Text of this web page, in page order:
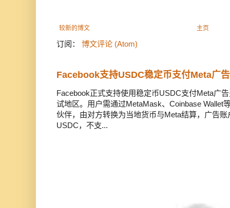
较新的博文 主页
订阅： 博文评论 (Atom)
Facebook支持USDC稳定币支付Meta广
Facebook正式支持使用稳定币USDC支付Meta广
试地区。用户需通过MetaMask、Coinbase Wallet
伙伴，由对方转换为当地货币与Meta结算，广告
USDC，不支...